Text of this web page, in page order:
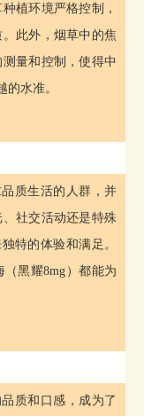
植环境严格控制，
此外，烟草中的焦
量和控制，使得中
水准。
质生活的人群，并
社交活动还是特殊
特的体验和满足。
黑耀8mg）都能为
质和口感，成为了